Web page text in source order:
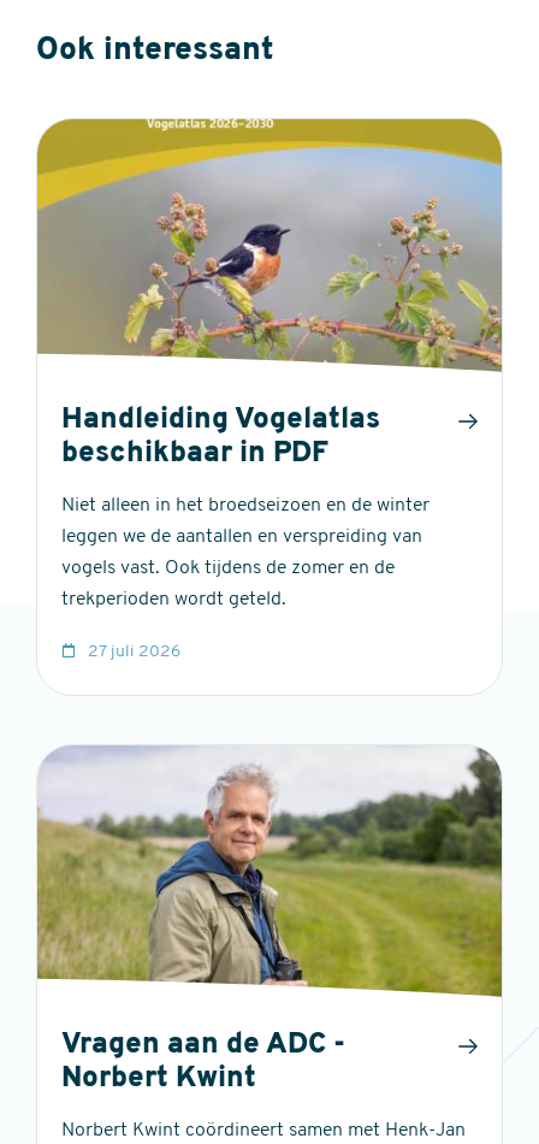
Ook interessant
Handleiding Vogelatlas
beschikbaar in PDF
Niet alleen in het broedseizoen en de winter
leggen we de aantallen en verspreiding van
vogels vast. Ook tijdens de zomer en de
trekperioden wordt geteld.
27 juli 2026
Vragen aan de ADC -
Norbert Kwint
Norbert Kwint coördineert samen met Henk-Jan